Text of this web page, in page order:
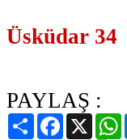
Üsküdar 34
PAYLAŞ :
PaylaşFacebook
X